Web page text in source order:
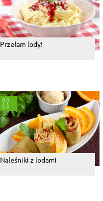
Przełam lody!
Naleśniki z lodami